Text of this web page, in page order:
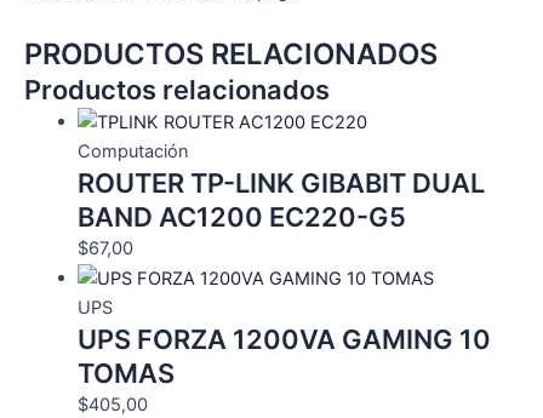
PRODUCTOS RELACIONADOS
Productos relacionados
Computación
ROUTER TP-LINK GIBABIT DUAL
BAND AC1200 EC220-G5
$67,00
UPS
UPS FORZA 1200VA GAMING 10
TOMAS
$405,00